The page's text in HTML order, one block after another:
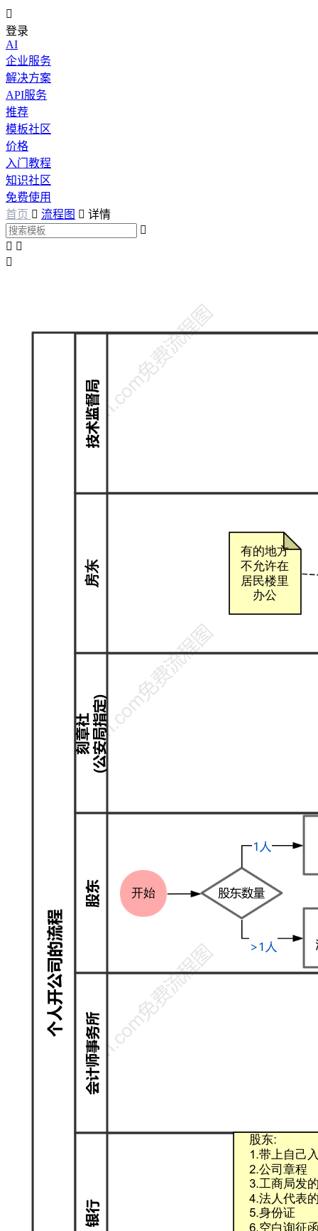

登录
AI
企业服务
解决方案
API服务
推荐
模板社区
价格
入门教程
知识社区
免费使用
首页  流程图  详情

 
